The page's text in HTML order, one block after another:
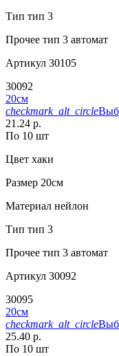
Тип тип 3
Прочее тип 3 автомат
Артикул 30105
30092
20см
checkmark_alt_circle
21.24 р.
По 10 шт
Цвет хаки
Размер 20см
Материал нейлон
Тип тип 3
Прочее тип 3 автомат
Артикул 30092
30095
20см
checkmark_alt_circle
25.40 р.
По 10 шт